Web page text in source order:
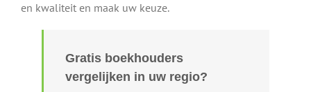
en kwaliteit en maak uw keuze.
Gratis boekhouders
vergelijken in uw regio?